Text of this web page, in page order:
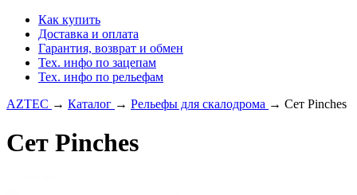
Как купить
Доставка и оплата
Гарантия, возврат и обмен
Тех. инфо по зацепам
Тех. инфо по рельефам
AZTEC → Каталог → Рельефы для скалодрома → Сет Pinches
Сет Pinches